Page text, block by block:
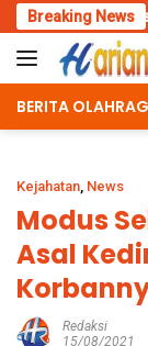
Skip
to
content
Breaking News
Jelang
BERITA
Kejahatan, News
Modus
Asal
Redaksi
15/08/2021